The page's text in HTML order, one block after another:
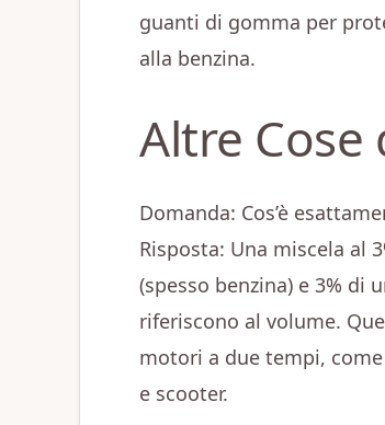
guanti di gomma per
alla benzina.
Altre Cose
Domanda: Cos’è
Risposta: Una miscela al
(spesso benzina) e 3% di
riferiscono al volume.
motori a due tempi,
e scooter.